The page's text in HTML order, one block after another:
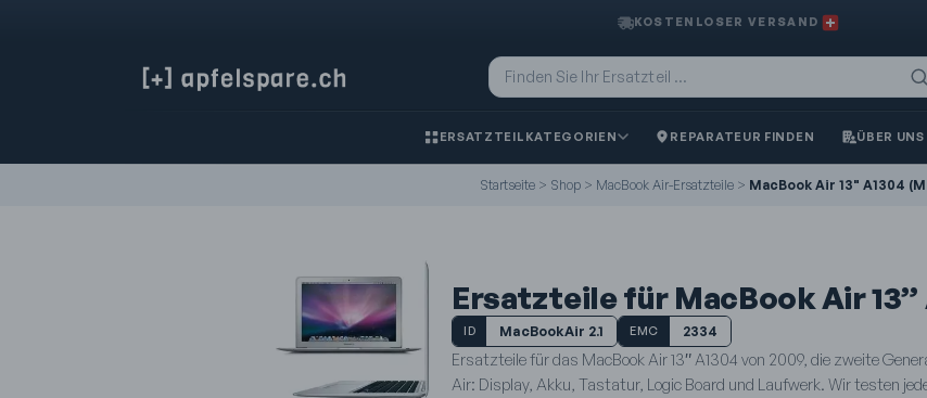
KOSTENLOSER VERSAND
ERSATZTEILKATEGORIEN REPARATEUR FINDEN ÜBER UNS
Startseite > Shop > MacBook Air-Ersatzteile > MacBook Air 13" A1304
Ersatzteile für MacBook Air 13”
ID MacBookAir 2.1 EMC 2334
Ersatzteile für das MacBook Air 13″ A1304 von 2009, die zweite
Air: Display, Akku, Tastatur, Logic Board und Laufwerk. Wir testen